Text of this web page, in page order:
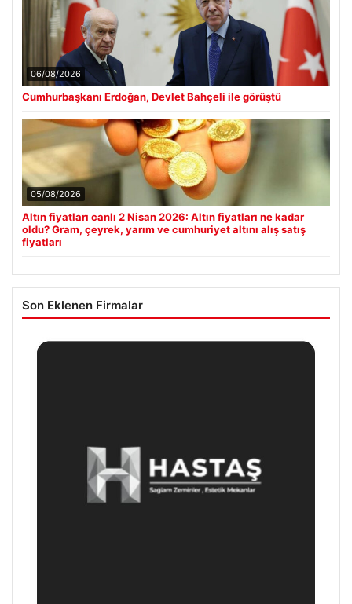
06/08/2026
Cumhurbaşkanı Erdoğan, Devlet Bahçeli ile görüştü
05/08/2026
Altın fiyatları canlı 2 Nisan 2026: Altın fiyatları ne kadar
oldu? Gram, çeyrek, yarım ve cumhuriyet altını alış satış
fiyatları
Son Eklenen Firmalar